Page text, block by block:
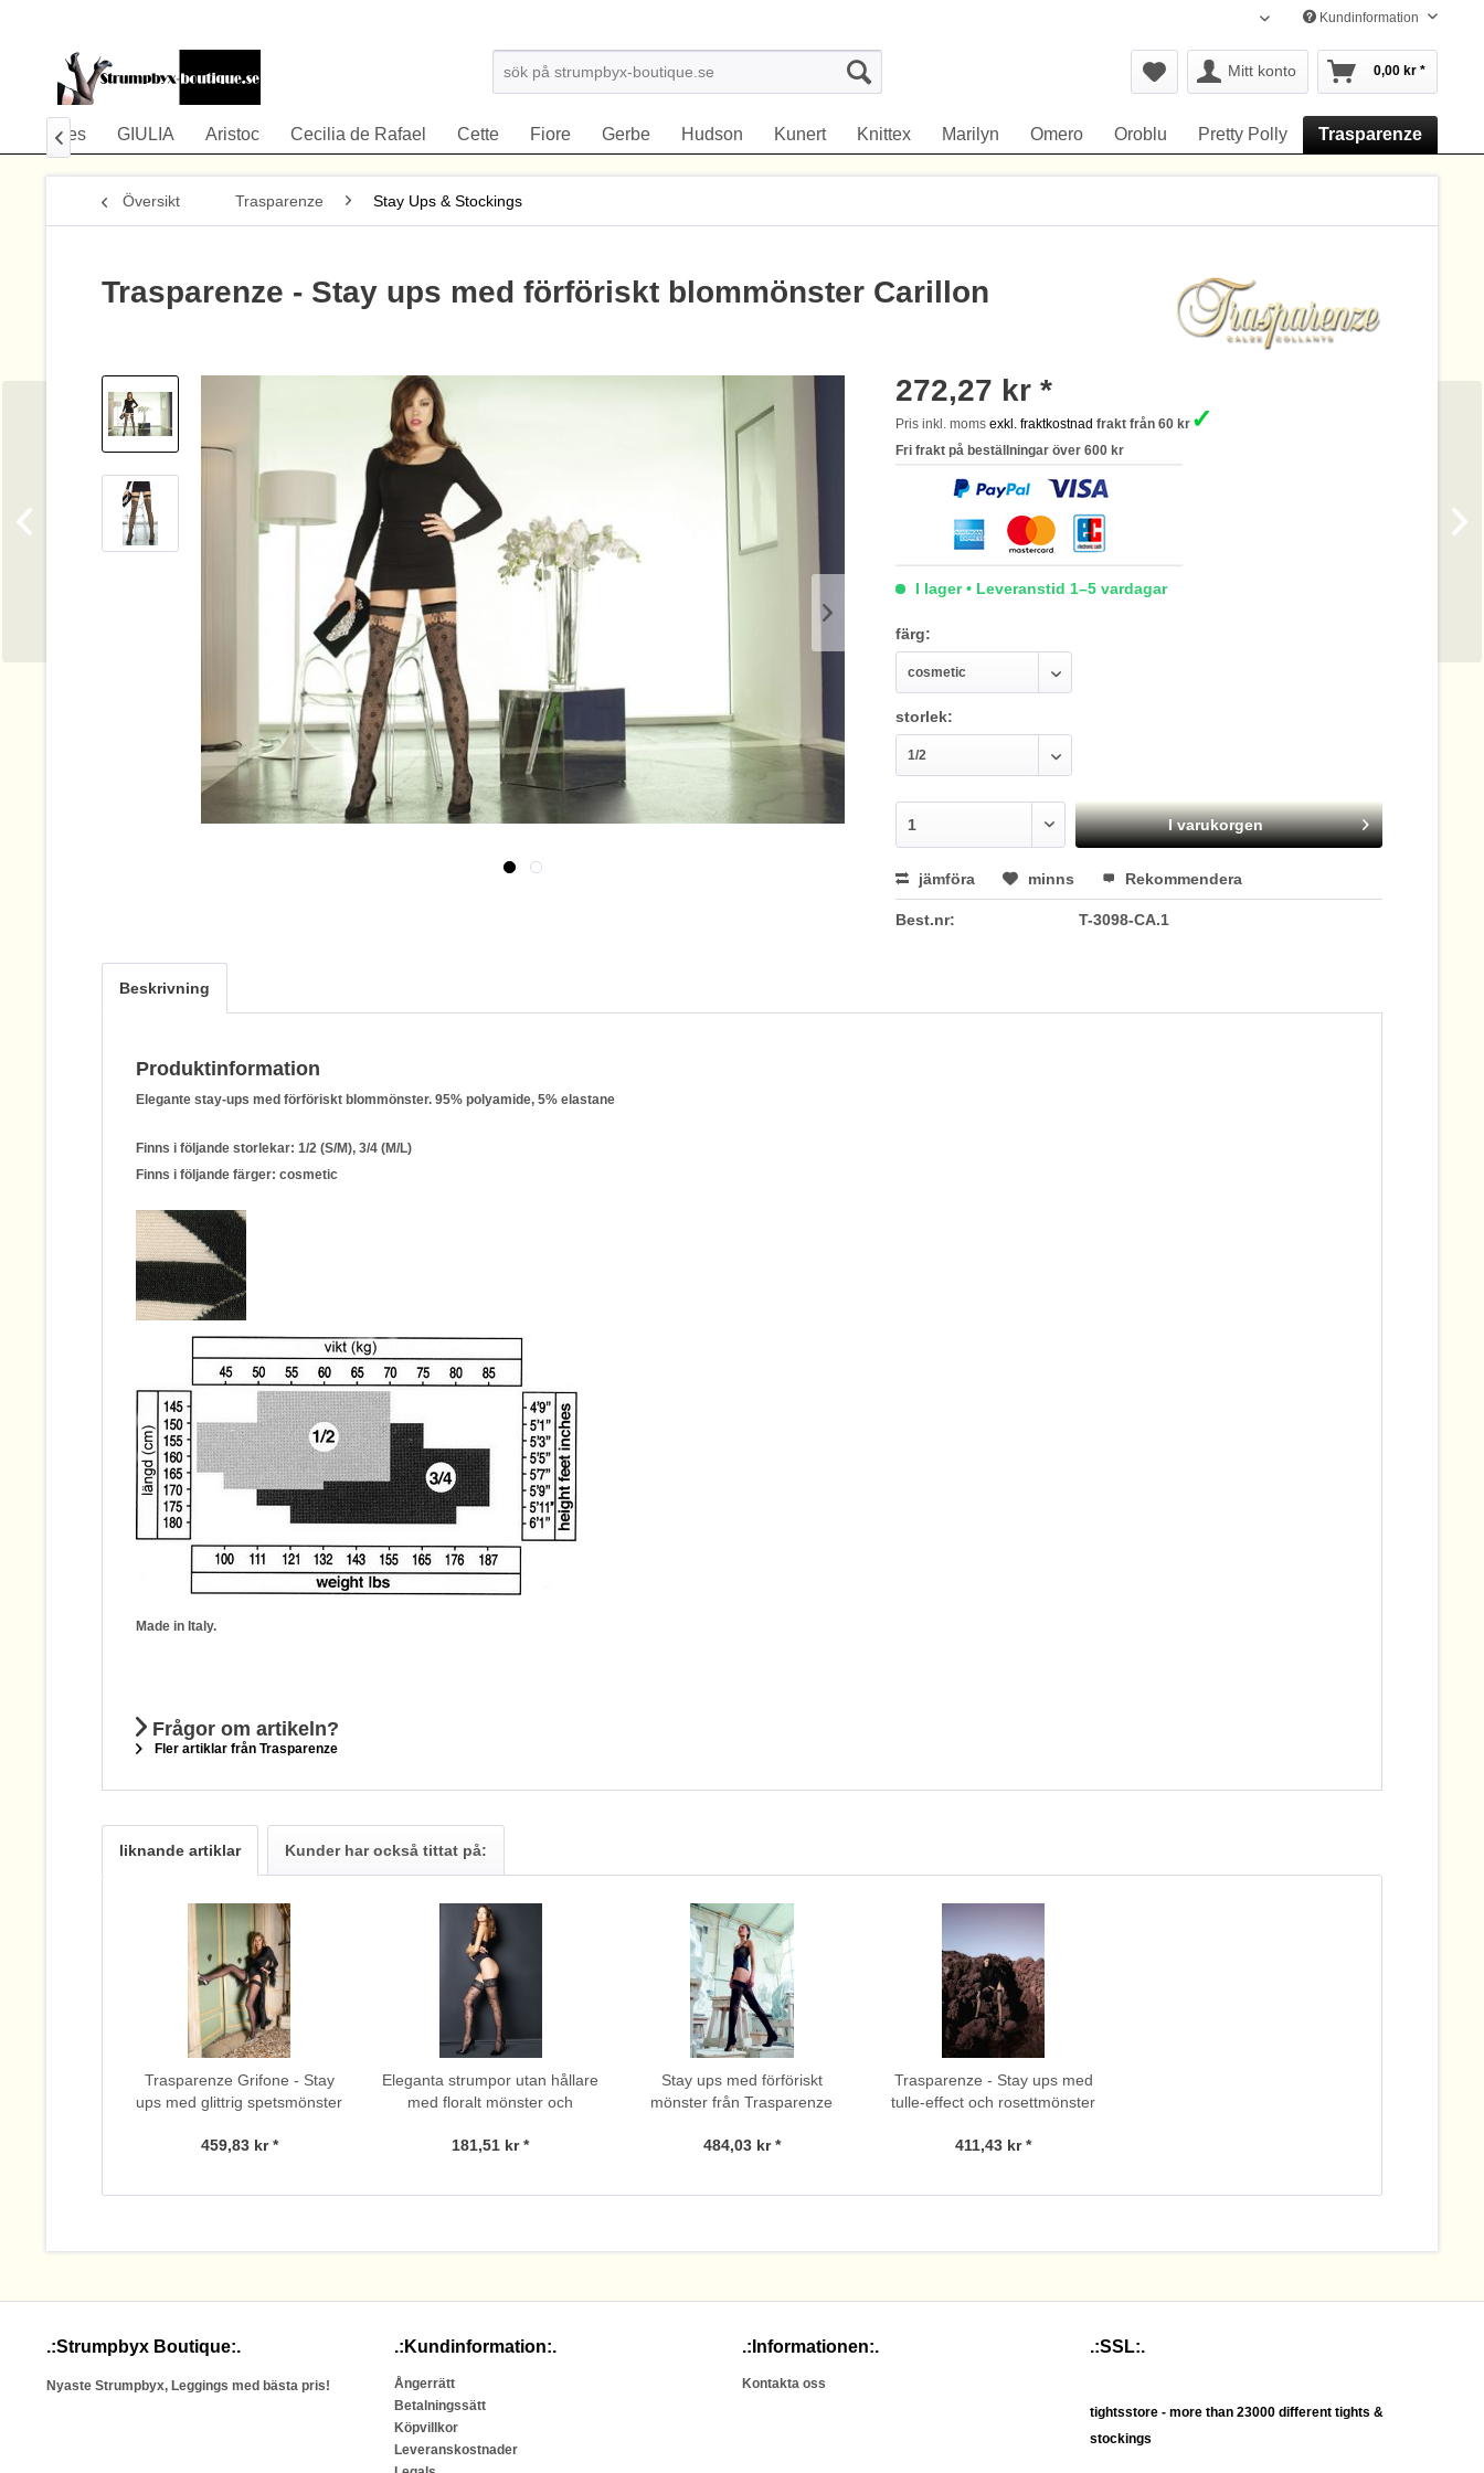
Svenska Kundinformation
Mitt konto 0,00 kr *
Annes GIULIA Aristoc Cecilia de Rafael Cette Fiore Gerbe Hudson Kunert Knittex Marilyn Omero Oroblu Pretty Polly Trasparenze

Översikt Trasparenze Stay Ups & Stockings
Trasparenze - Stay ups med förföriskt blommönster Carillon
272,27 kr *
Pris inkl. momsexkl. fraktkostnad frakt från 60 kr ✓
Fri frakt på beställningar över 600 kr
I lager • Leveranstid 1–5 vardagar
färg:
storlek:
I varukorgen
jämföra minns Rekommendera
Best.nr: T-3098-CA.1
Beskrivning
Produktinformation
Elegante stay-ups med förföriskt blommönster. 95% polyamide, 5% elastane
Finns i följande storlekar: 1/2 (S/M), 3/4 (M/L)
Finns i följande färger: cosmetic
Made in Italy.
Frågor om artikeln?
Fler artiklar från Trasparenze
liknande artiklar Kunder har också tittat på:
Trasparenze Grifone - Stay
ups med glittrig spetsmönster
459,83 kr *
Eleganta strumpor utan hållare
med floralt mönster och
181,51 kr *
Stay ups med förföriskt
mönster från Trasparenze
484,03 kr *
Trasparenze - Stay ups med
tulle-effect och rosettmönster
411,43 kr *
.:Strumpbyx Boutique:.
Nyaste Strumpbyx, Leggings med bästa pris!
.:Kundinformation:.
Ångerrätt
Betalningssätt
Köpvillkor
Leveranskostnader
.:Informationen:.
Kontakta oss
.:SSL:.
tightsstore - more than 23000 different tights &
stockings